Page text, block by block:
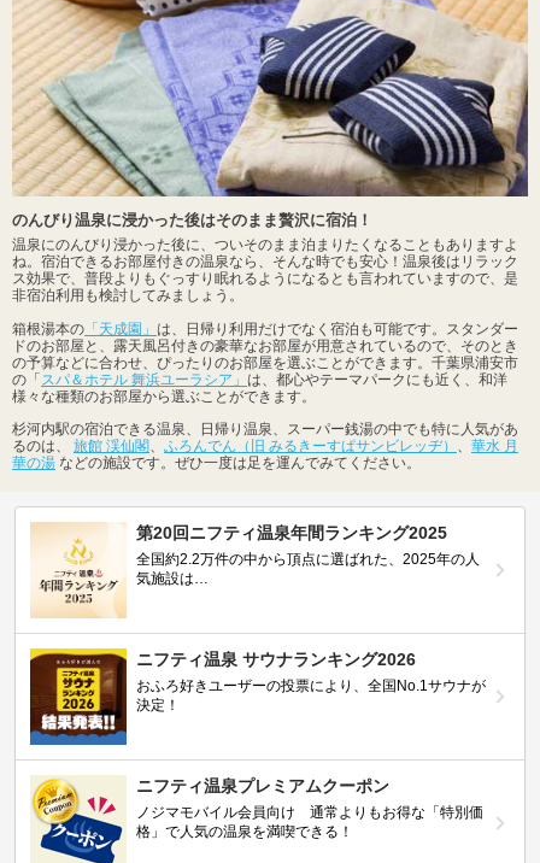
のんびり温泉に浸かった後はそのまま贅沢に宿泊！
温泉にのんびり浸かった後に、ついそのまま泊まりたくなることもありますよ
ね。宿泊できるお部屋付きの温泉なら、そんな時でも安心！温泉後はリラック
ス効果で、普段よりもぐっすり眠れるようになるとも言われていますので、是
非宿泊利用も検討してみましょう。
箱根湯本の 「天成園」 は、日帰り利用だけでなく宿泊も可能です。スタンダー
ドのお部屋と、露天風呂付きの豪華なお部屋が用意されているので、そのとき
の予算などに合わせ、ぴったりのお部屋を選ぶことができます。千葉県浦安市
の「スパ＆ホテル 舞浜ユーラシア」 は、都心やテーマパークにも近く、和洋
様々な種類のお部屋から選ぶことができます。
杉河内駅の宿泊できる温泉、日帰り温泉、スーパー銭湯の中でも特に人気があ
るのは、 旅館 渓仙閣、 ふろんでん（旧 みるきーすぱサンビレッヂ） 、 華水 月
華の湯 などの施設です。ぜひ一度は足を運んでみてください。
第20回ニフティ温泉年間ランキング2025
全国約2.2万件の中から頂点に選ばれた、2025年の人
気施設は…
ニフティ温泉 サウナランキング2026
おふろ好きユーザーの投票により、全国No.1サウナが
決定！
ニフティ温泉プレミアムクーポン
ノジマモバイル会員向け 通常よりもお得な「特別価
格」で人気の温泉を満喫できる！